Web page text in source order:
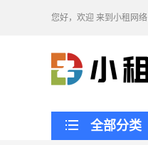
您好，欢迎 来到小租网络
全部分类